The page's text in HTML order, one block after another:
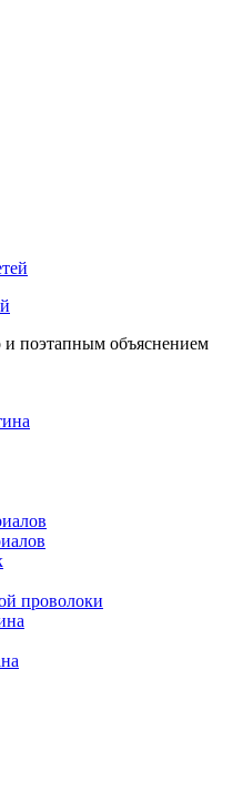
поэтапным объяснением
проволоки